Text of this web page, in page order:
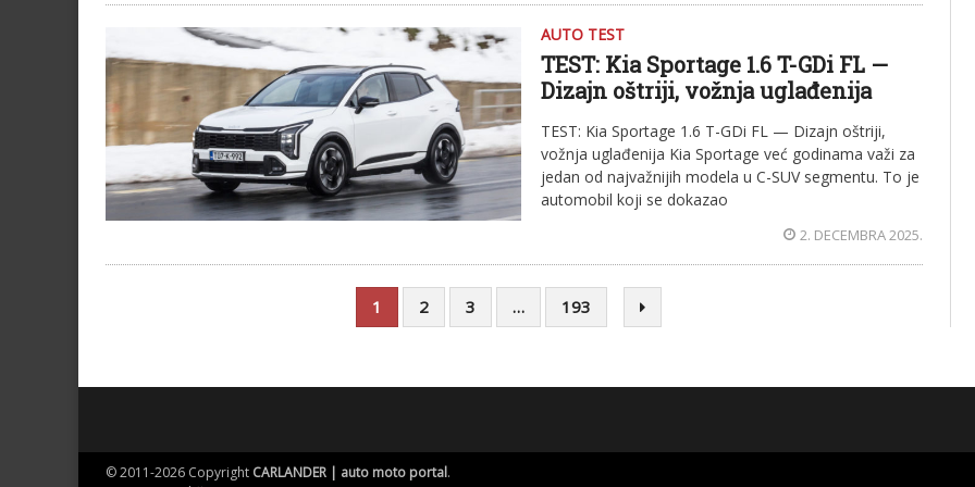
AUTO TEST
TEST: Kia Sportage 1.6 T-GDi FL —
Dizajn oštriji, vožnja uglađenija
TEST: Kia Sportage 1.6 T-GDi FL — Dizajn oštriji,
vožnja uglađenija Kia Sportage već godinama važi za
jedan od najvažnijih modela u C-SUV segmentu. To je
automobil koji se dokazao
2. DECEMBRA 2025.
1 2 3 … 193
© 2011-2026 Copyright CARLANDER | auto moto portal.